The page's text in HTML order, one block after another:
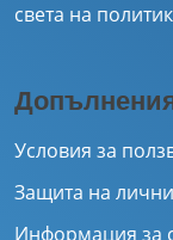
света на
Условия за
Защита на
Информация за